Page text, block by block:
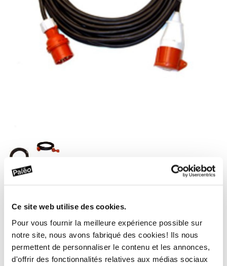
Ce site web utilise des cookies.
Pour vous fournir la meilleure expérience possible sur
notre site, nous avons fabriqué des cookies! Ils nous
permettent de personnaliser le contenu et les annonces,
d'offrir des fonctionnalités relatives aux médias sociaux
Titre
Rallonge tri 16A - 20 m
Prix
10.00 CHF
Variations